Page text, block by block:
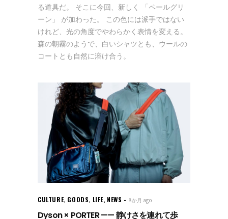
る道具だ。 そこに今回、新しく 「ペールグリ
ーン」 が加わった。 この色には派手ではない
けれど、光の角度でやわらかく表情を変える。
森の朝霧のようで、白いシャツとも、ウールの
コートとも自然に溶け合う。
CULTURE, GOODS, LIFE, NEWS 8か月 ago
Dyson × PORTER —— 静けさを連れて歩